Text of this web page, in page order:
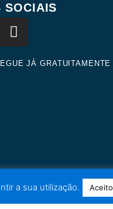
SOCIAIS
I
n
s
t
JÁ GRATUITAMENTE
a sua utilização. Aceito